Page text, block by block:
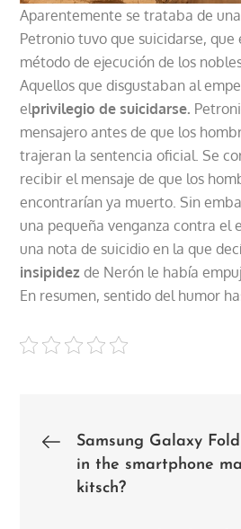
Aparentemente se trataba de
Petronio tuvo que suicidarse, que
método de ejecución de los
Aquellos que disgustaban al
elprivilegio de suicidarse.
mensajero antes de que los
trajeran la sentencia oficial. Se
recibir el mensaje de que los
encontrarían ya muerto. Sin
una pequeña venganza contra el
una nota de suicidio en la que
insipidez de Nerón le había
En resumen, sentido del humor
Post
navigation
Samsung Galaxy
in the smartphone
kitsch?